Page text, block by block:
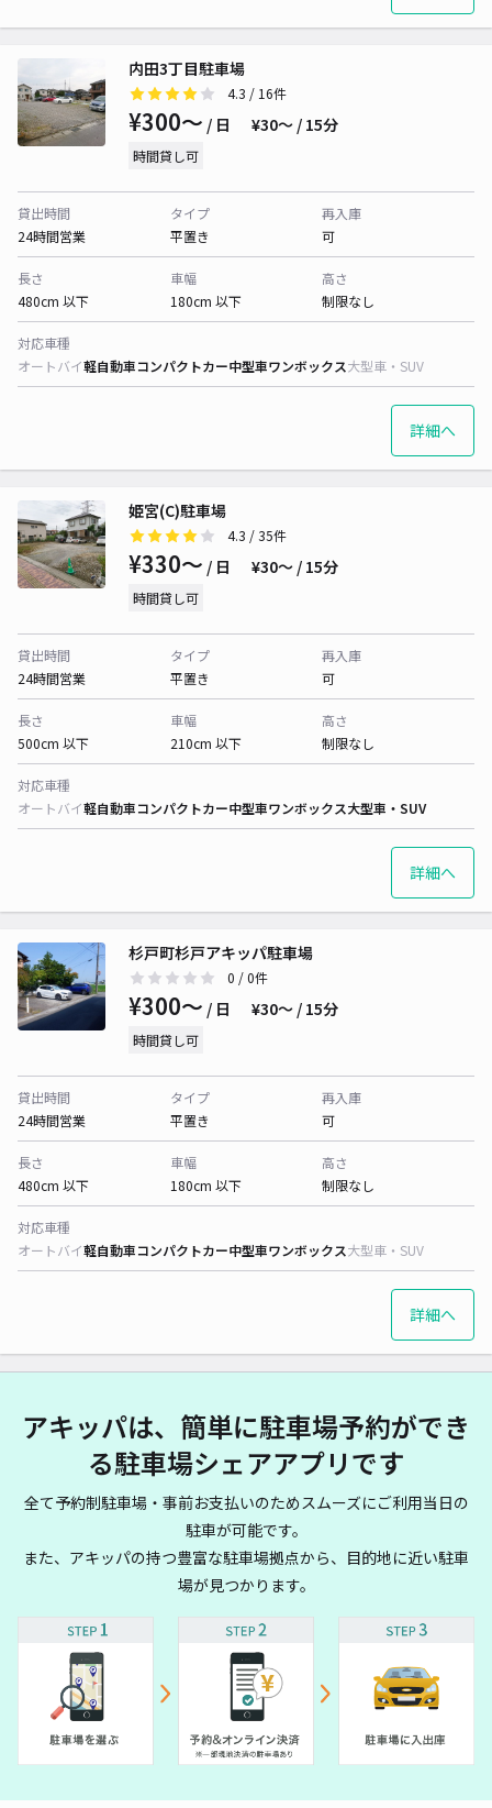
内田3丁目駐車場
4.3 / 16件
¥300〜 / 日 ¥30〜 / 15分
時間貸し可
貸出時間
24時間営業
タイプ
平置き
再入庫
可
長さ
480cm 以下
車幅
180cm 以下
高さ
制限なし
対応車種
オートバイ軽自動車コンパクトカー中型車ワンボックス大型車・SUV
詳細へ
姫宮(C)駐車場
4.3 / 35件
¥330〜 / 日 ¥30〜 / 15分
時間貸し可
貸出時間
24時間営業
タイプ
平置き
再入庫
可
長さ
500cm 以下
車幅
210cm 以下
高さ
制限なし
対応車種
オートバイ軽自動車コンパクトカー中型車ワンボックス大型車・SUV
詳細へ
杉戸町杉戸アキッパ駐車場
0 / 0件
¥300〜 / 日 ¥30〜 / 15分
時間貸し可
貸出時間
24時間営業
タイプ
平置き
再入庫
可
長さ
480cm 以下
車幅
180cm 以下
高さ
制限なし
対応車種
オートバイ軽自動車コンパクトカー中型車ワンボックス大型車・SUV
詳細へ
アキッパは、簡単に駐車場予約ができ
る駐車場シェアアプリです
全て予約制駐車場・事前お支払いのためスムーズにご利用当日の
駐車が可能です。
また、アキッパの持つ豊富な駐車場拠点から、目的地に近い駐車
場が見つかります。